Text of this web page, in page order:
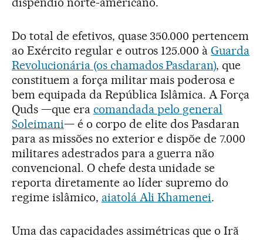
Do total de efetivos, quase 350.000 pertencem
ao Exército regular e outros 125.000 àGuarda
Revolucionária (os chamados Pasdaran), que
constituem a força militar mais poderosa e
bem equipada da República Islâmica. A Força
Quds —que era comandada pelo general
Soleimani— é o corpo de elite dos Pasdaran
para as missões no exterior e dispõe de 7.000
militares adestrados para a guerra não
convencional. O chefe desta unidade se
reporta diretamente ao líder supremo do
regime islâmico, aiatolá Ali Khamenei.
Uma das capacidades assimétricas que o Irã